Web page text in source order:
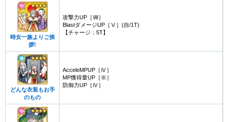
時女一族よりご挨
拶!
攻撃力UP［Ⅷ］
BlastダメージUP［Ⅴ］(自/1T)
【チャージ：5T】
どんな衣装もお手
のもの
AcceleMPUP［Ⅳ］
MP獲得量UP［Ⅲ］
防御力UP［Ⅳ］